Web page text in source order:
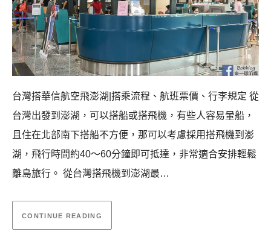
台灣搭華信航空飛澎湖|搭乘流程、航班票價、行李規定 從
台灣出發到澎湖，可以搭船或搭飛機，有些人容易暈船，
且住在北部南下搭船不方便，那可以考慮採用搭飛機到澎
湖，飛行時間約40～60分鐘即可抵達，非常適合安排輕鬆
離島旅行。 從台灣搭飛機到澎湖最…
CONTINUE READING